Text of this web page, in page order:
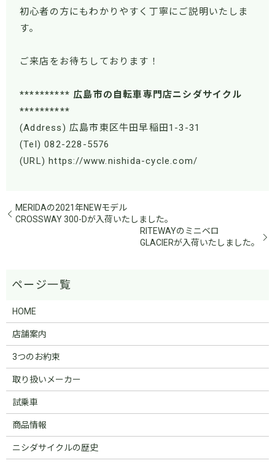
初心者の方にもわかりやすく丁寧にご説明いたしま
す。
ご来店をお待ちしております！
********** 広島市の自転車専門店ニシダサイクル
**********
(Address) 広島市東区牛田早稲田1-3-31
(Tel) 082-228-5576
(URL) https://www.nishida-cycle.com/
MERIDAの2021年NEWモデル
CROSSWAY 300-Dが入荷いたしました。
RITEWAYのミニベロ
GLACIERが入荷いたしました。
HOME
店舗案内
3つのお約束
取り扱いメーカー
試乗車
商品情報
ニシダサイクルの歴史